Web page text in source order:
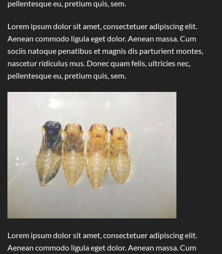
pellentesque eu, pretium quis, sem.
Lorem ipsum dolor sit amet, consectetuer adipiscing elit.
Aenean commodo ligula eget dolor. Aenean massa. Cum
sociis natoque penatibus et magnis dis parturient montes,
nascetur ridiculus mus. Donec quam felis, ultricies nec,
pellentesque eu, pretium quis, sem.
Lorem ipsum dolor sit amet, consectetuer adipiscing elit.
Aenean commodo ligula eget dolor. Aenean massa. Cum